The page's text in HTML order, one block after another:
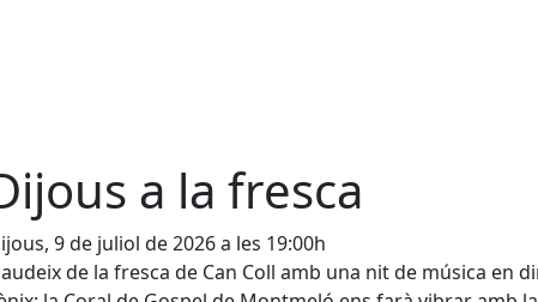
a la fresca
9 de juliol de 2026 a les 19:00h
de la fresca de Can Coll amb una nit de música en